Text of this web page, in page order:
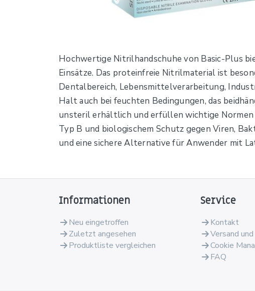
Hochwertige Nitrilhandschuhe von Basic-Plus
Einsätze. Das proteinfreie Nitrilmaterial ist
Dentalbereich, Lebensmittelverarbeitung,
Halt auch bei feuchten Bedingungen, das
unsteril erhältlich und erfüllen wichtige Normen
Typ B und biologischem Schutz gegen Viren,
und eine sichere Alternative für Anwender mit
Informationen
Neu eingetroffen
Zuletzt angesehen
Produktliste vergleichen
Service
Kontakt
Versand
Cookie
FAQ